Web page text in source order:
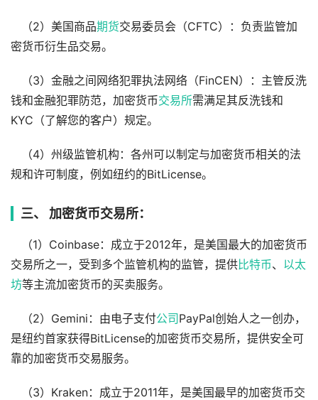
（2）美国商品期货交易委员会（CFTC）：负责监管加
密货币衍生品交易。
（3）金融之间网络犯罪执法网络（FinCEN）：主管反洗
钱和金融犯罪防范，加密货币交易所需满足其反洗钱和
KYC（了解您的客户）规定。
（4）州级监管机构：各州可以制定与加密货币相关的法
规和许可制度，例如纽约的BitLicense。
三、 加密货币交易所：
（1）Coinbase：成立于2012年，是美国最大的加密货币
交易所之一，受到多个监管机构的监管，提供比特币、 以太
坊等主流加密货币的买卖服务。
（2）Gemini：由电子支付公司 PayPal创始人之一创办，
是纽约首家获得BitLicense的加密货币交易所，提供安全可
靠的加密货币交易服务。
（3）Kraken：成立于2011年，是美国最早的加密货币交